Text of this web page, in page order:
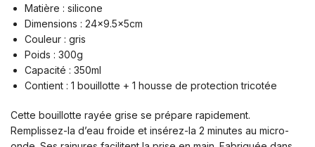
Matière : silicone
Dimensions : 24×9.5x5cm
Couleur : gris
Poids : 300g
Capacité : 350ml
Contient : 1 bouillotte + 1 housse de protection tricotée
Cette bouillotte rayée grise se prépare rapidement.
Remplissez-la d’eau froide et insérez-la 2 minutes au micro-